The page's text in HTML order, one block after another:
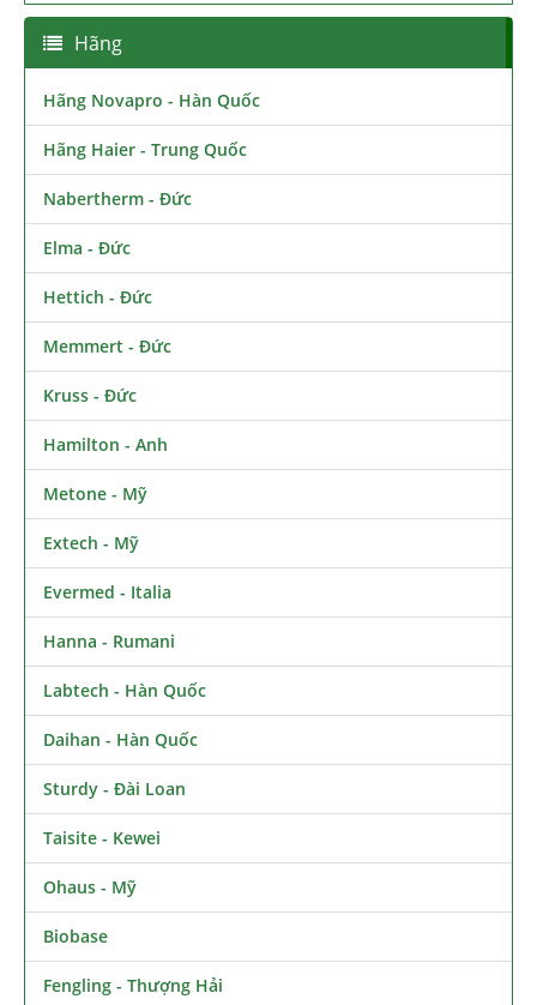
Hãng
Hãng Novapro - Hàn Quốc
Hãng Haier - Trung Quốc
Nabertherm - Đức
Elma - Đức
Hettich - Đức
Memmert - Đức
Kruss - Đức
Hamilton - Anh
Metone - Mỹ
Extech - Mỹ
Evermed - Italia
Hanna - Rumani
Labtech - Hàn Quốc
Daihan - Hàn Quốc
Sturdy - Đài Loan
Taisite - Kewei
Ohaus - Mỹ
Biobase
Fengling - Thượng Hải